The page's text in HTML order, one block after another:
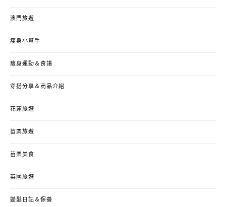
澳門旅遊
瘦身小幫手
瘦身運動＆食譜
穿搭分享＆商品介紹
花蓮旅遊
苗栗旅遊
苗栗美食
英國旅遊
變髮日記＆保養